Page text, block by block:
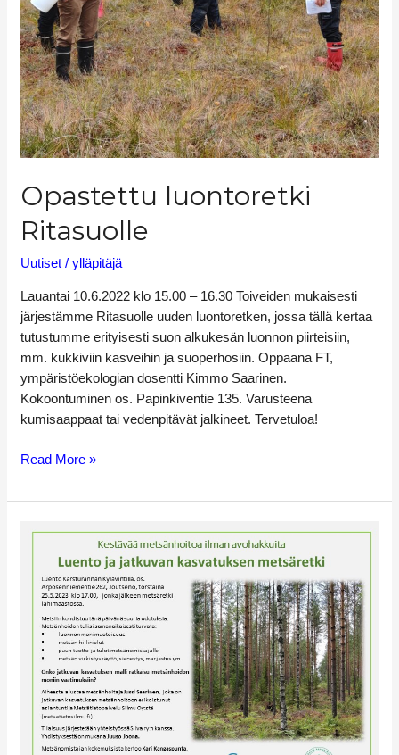
Opastettu luontoretki
Ritasuolle
Uutiset /ylläpitäjä
Lauantai 10.6.2022 klo 15.00 – 16.30 Toiveiden mukaisesti
järjestämme Ritasuolle uuden luontoretken, jossa tällä kertaa
tutustumme erityisesti suon alkukesän luonnon piirteisiin,
mm. kukkiviin kasveihin ja suoperhosiin. Oppaana FT,
ympäristöekologian dosentti Kimmo Saarinen.
Kokoontuminen os. Papinkiventie 135. Varusteena
kumisaappaat tai vedenpitävät jalkineet. Tervetuloa!
Read More »
Kestävää
metsänhoitoa
avohakkuita